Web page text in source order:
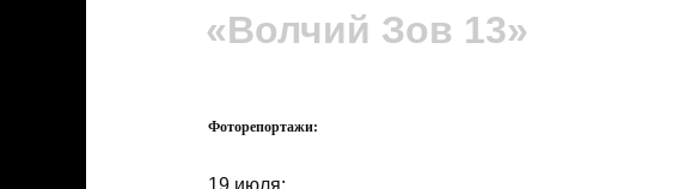
«Волчий Зов 13»
Фоторепортажи:
19 июля: